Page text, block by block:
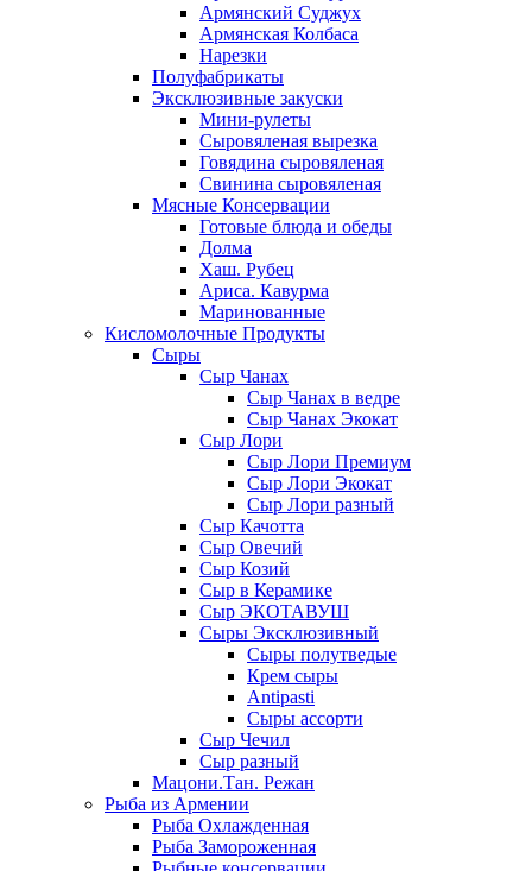
Армянский Суджух
Армянская Колбаса
Нарезки
Полуфабрикаты
Эксклюзивные закуски
Мини-рулеты
Сыровяленая вырезка
Говядина сыровяленая
Свинина сыровяленая
Мясные Консервации
Готовые блюда и обеды
Долма
Хаш. Рубец
Ариса. Кавурма
Маринованные
Кисломолочные Продукты
Сыры
Сыр Чанах
Сыр Чанах в ведре
Сыр Чанах Экокат
Сыр Лори
Сыр Лори Премиум
Сыр Лори Экокат
Сыр Лори разный
Сыр Качотта
Сыр Овечий
Сыр Козий
Сыр в Керамике
Сыр ЭКОТАВУШ
Сыры Эксклюзивный
Сыры полутведые
Крем сыры
Antipasti
Сыры ассорти
Сыр Чечил
Сыр разный
Мацони.Тан. Режан
Рыба из Армении
Рыба Охлажденная
Рыба Замороженная